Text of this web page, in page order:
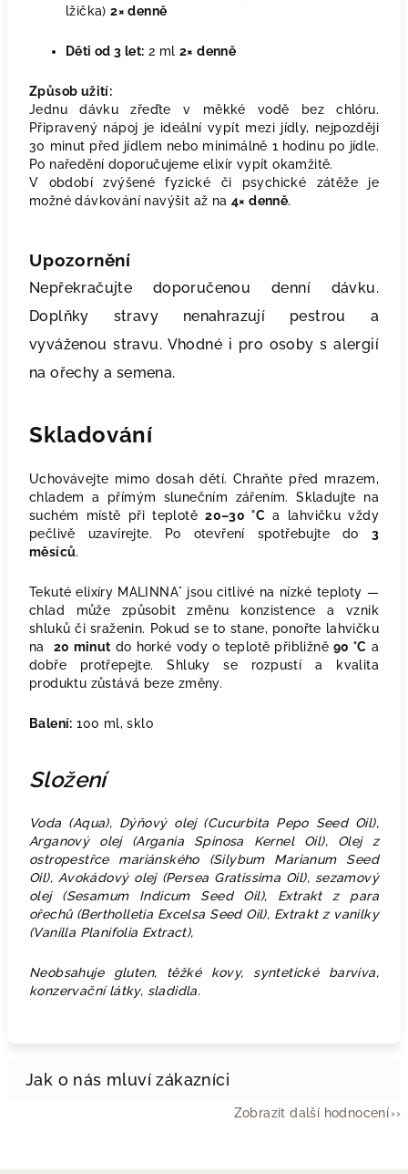
lžička)2× denně
Děti od 3 let: 2 ml2× denně
Způsob užití:
Jednu dávku zřeďte v měkké vodě bez chlóru.
Připravený nápoj je ideální vypít mezi jídly, nejpozději
30 minut před jídlem nebo minimálně 1 hodinu po jídle.
Po naředění doporučujeme elixír vypít okamžitě.
V období zvýšené fyzické či psychické zátěže je
možné dávkování navýšit až na 4× denně.
Upozornění
Nepřekračujte doporučenou denní dávku.
Doplňky stravy nenahrazují pestrou a
vyváženou stravu. Vhodné i pro osoby s alergií
na ořechy a semena.
Skladování
Uchovávejte mimo dosah dětí. Chraňte před mrazem,
chladem a přímým slunečním zářením. Skladujte na
suchém místě při teplotě20–30 °C a lahvičku vždy
pečlivě uzavírejte. Po otevření spotřebujte do 3
měsíců.
Tekuté elixíry MALINNA° jsou citlivé na nízké teploty —
chlad může způsobit změnu konzistence a vznik
shluků či sraženin. Pokud se to stane, ponořte lahvičku
na 20 minut do horké vody o teplotě přibližně 90 °C a
dobře protřepejte. Shluky se rozpustí a kvalita
produktu zůstává beze změny.
Balení: 100 ml, sklo
Složení
Voda (Aqua), Dýňový olej (Cucurbita Pepo Seed Oil),
Arganový olej (Argania Spinosa Kernel Oil), Olej z
ostropestřce mariánského (Silybum Marianum Seed
Oil), Avokádový olej (Persea Gratissima Oil), sezamový
olej (Sesamum Indicum Seed Oil), Extrakt z para
ořechů (Bertholletia Excelsa Seed Oil), Extrakt z vanilky
(Vanilla Planifolia Extract),
Neobsahuje gluten, těžké kovy, syntetické barviva,
konzervační látky, sladidla.
Zobrazit další hodnocení